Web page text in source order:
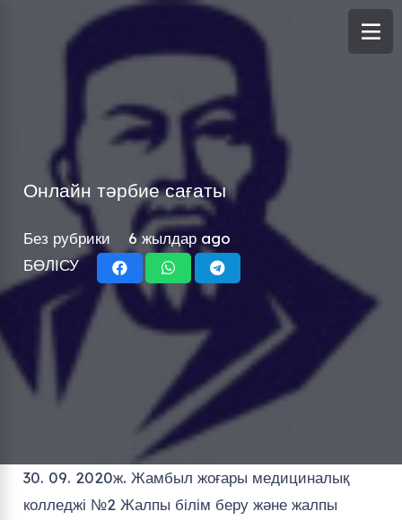
Онлайн тәрбие сағаты
Без рубрики
6 жылдар ago
БӨЛІСУ
30. 09. 2020ж. Жамбыл жоғары медициналық
колледжі №2 Жалпы білім беру және жалпы